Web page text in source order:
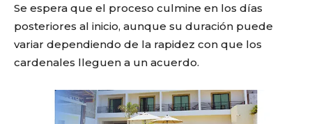
Se espera que el proceso culmine en los días
posteriores al inicio, aunque su duración puede
variar dependiendo de la rapidez con que los
cardenales lleguen a un acuerdo.